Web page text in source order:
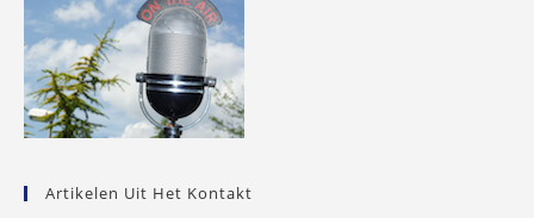
Artikelen Uit Het Kontakt